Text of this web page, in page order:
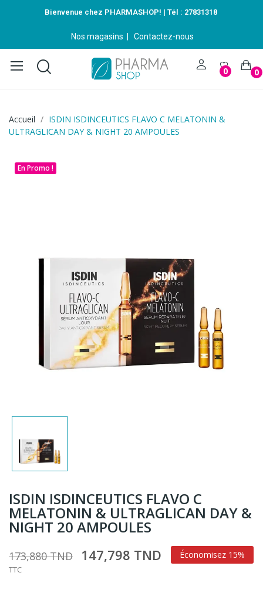
Bienvenue chez PHARMASHOP! | Tél : 27831318
Nos magasins Contactez-nous
0 0
Accueil
ISDIN ISDINCEUTICS FLAVO C MELATONIN &
ULTRAGLICAN DAY & NIGHT 20 AMPOULES
En Promo !
ISDIN ISDINCEUTICS FLAVO C
MELATONIN & ULTRAGLICAN DAY &
NIGHT 20 AMPOULES
173,880 TND 147,798 TND Économisez 15%
TTC